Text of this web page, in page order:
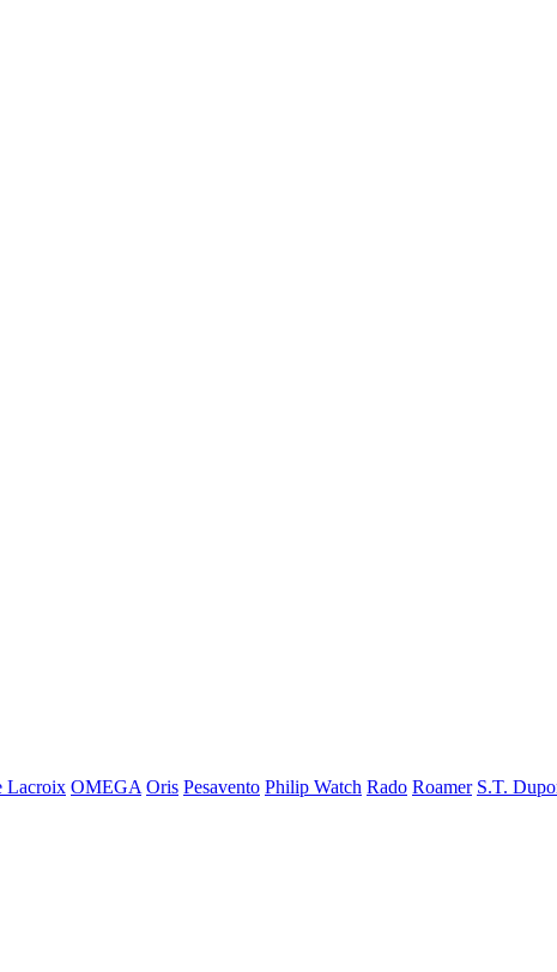
Lacroix OMEGA Oris Pesavento Philip Watch Rado Roamer S.T.